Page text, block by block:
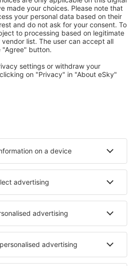
mil. de opţiuni: hoteluri, cabane,
cazări de către utilizatorii eSky
populare
Cazare în Vichy Cazare în Quiberon
Cazare în Soustons
cazare - orașe
Cazare în Alyth Cazare în Krokstad
Cazare în Wangdian
Cazare în Ireo